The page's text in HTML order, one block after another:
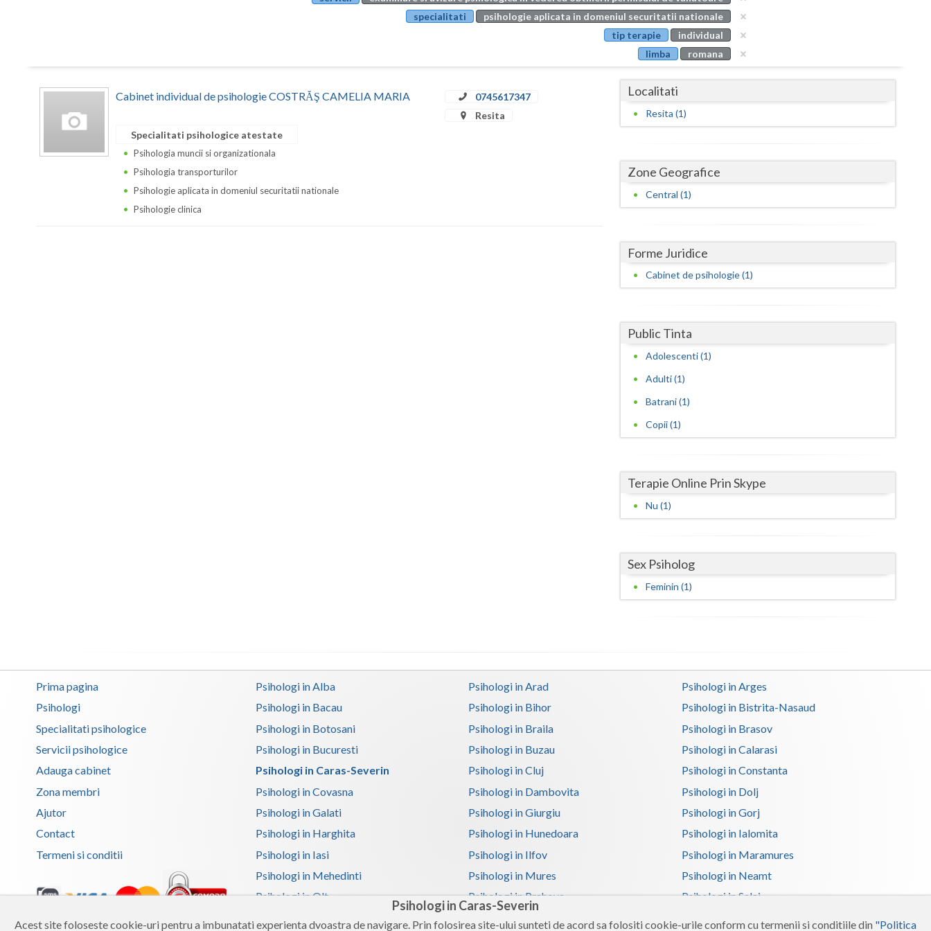
Psihologi in Caras-Severin
Acest site foloseste cookie-uri pentru a imbunatati experienta dvoastra de navigare. Prin folosirea site-ului sunteti de acord sa folositi cookie-urile conform cu termenii si conditiile din "Politica
Buzau
Calarasi
Caras-Severin
Gorj
Mehedinti
Sibiu
Suceava
Teleorman
Timis
Valcea
Vaslui
specialitati
psihologie aplicata in domeniul securitatii nationale
tip terapie
individual
limba
romana
Cabinet individual de psihologie COSTRĂŞ CAMELIA MARIA
0745617347
Resita
Specialitati psihologice atestate
Psihologia muncii si organizationala
Psihologia transporturilor
Psihologie aplicata in domeniul securitatii nationale
Psihologie clinica
Localitati
Resita (1)
Zone Geografice
Central (1)
Forme Juridice
Cabinet de psihologie (1)
Public Tinta
Adolescenti (1)
Adulti (1)
Batrani (1)
Copii (1)
Terapie Online Prin Skype
Nu (1)
Sex Psiholog
Feminin (1)
Prima pagina
Psihologi
Specialitati psihologice
Servicii psihologice
Adauga cabinet
Zona membri
Ajutor
Contact
Termeni si conditii
Copyright 2026 Reframing SRL
Psihologi in Alba Psihologi in Arad
Psihologi in Arges
Psihologi in Bacau
Psihologi in Bihor
Psihologi in Bistrita-Nasaud
Psihologi in Botosani
Psihologi in Braila
Psihologi in Brasov
Psihologi in Bucuresti
Psihologi in Buzau
Psihologi in Calarasi
Psihologi in Caras-Severin
Psihologi in Cluj
Psihologi in Constanta
Psihologi in Covasna
Psihologi in Dambovita
Psihologi in Dolj
Psihologi in Galati
Psihologi in Giurgiu
Psihologi in Gorj
Psihologi in Harghita
Psihologi in Hunedoara
Psihologi in Ialomita
Psihologi in Iasi
Psihologi in Ilfov
Psihologi in Maramures
Psihologi in Mehedinti
Psihologi in Mures
Psihologi in Neamt
Psihologi in Olt
Psihologi in Prahova
Psihologi in Salaj